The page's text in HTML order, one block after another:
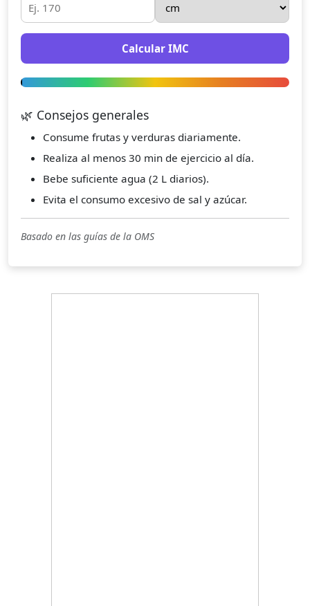
Calcular IMC
🌿 Consejos generales
Consume frutas y verduras diariamente.
Realiza al menos 30 min de ejercicio al día.
Bebe suficiente agua (2 L diarios).
Evita el consumo excesivo de sal y azúcar.
Basado en las guías de la OMS